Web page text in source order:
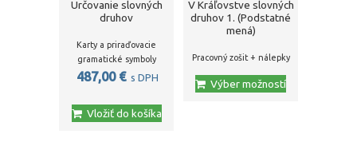
Určovanie slovných
druhov
Karty a priraďovacie
gramatické symboly
487,00 € s DPH
Vložiť do košíka
V Kráľovstve slovných
druhov 1. (Podstatné
mená)
Pracovný zošit + nálepky
Výber možností